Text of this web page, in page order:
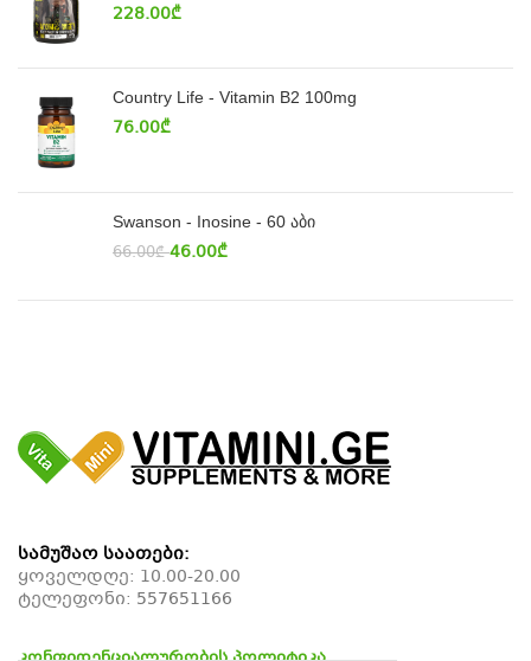
228.00₾
Country Life - Vitamin B2 100mg
76.00₾
Swanson - Inosine - 60 აბი
66.00₾ 46.00₾
სამუშაო საათები:
ყოველდღე: 10.00-20.00
ტელეფონი: 557651166